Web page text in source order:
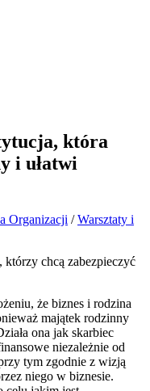
która
i ułatwi
Organizacji /Warsztaty i
którzy chcą zabezpieczyć
że biznes i rodzina
majątek rodzinny
ona jak skarbiec
niezależnie od
tym zgodnie z wizją
niego w biznesie.